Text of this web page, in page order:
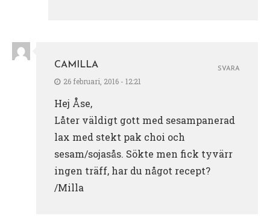
CAMILLA
26 februari, 2016 - 12:21
Hej Åse,
Låter väldigt gott med sesampanerad
lax med stekt pak choi och
sesam/sojasås. Sökte men fick tyvärr
ingen träff, har du något recept?
/Milla
SVARA